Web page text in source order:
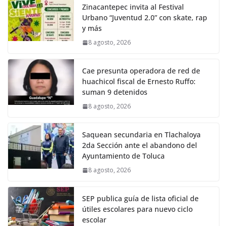
Zinacantepec invita al Festival
Urbano “Juventud 2.0” con skate, rap
y más
8 agosto, 2026
Cae presunta operadora de red de
huachicol fiscal de Ernesto Ruffo:
suman 9 detenidos
8 agosto, 2026
Saquean secundaria en Tlachaloya
2da Sección ante el abandono del
Ayuntamiento de Toluca
8 agosto, 2026
SEP publica guía de lista oficial de
útiles escolares para nuevo ciclo
escolar